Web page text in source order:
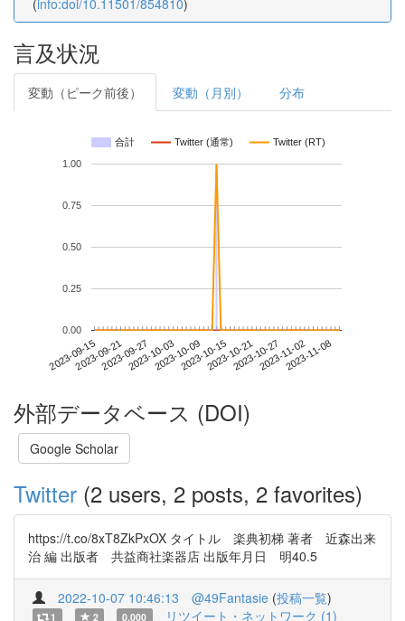
(info:doi/10.11501/854810)
言及状況
変動（ピーク前後） 変動（月別） 分布
合計 Twitter (通常) Twitter (RT)
2023-09-152023-09-212023-09-272023-10-032023-10-092023-10-152023-10-212023-10-272023-11-022023-11-08
0.00
0.25
0.50
0.75
1.00
外部データベース (DOI)
Google Scholar
Twitter (2 users, 2 posts, 2 favorites)
https://t.co/8xT8ZkPxOX タイトル 楽典初梯 著者 近森出来
治 編 出版者 共益商社楽器店 出版年月日 明40.5
2022-10-07 10:46:13 @49Fantasie (投稿一覧)
1 2 0.000 リツイート・ネットワーク (1)